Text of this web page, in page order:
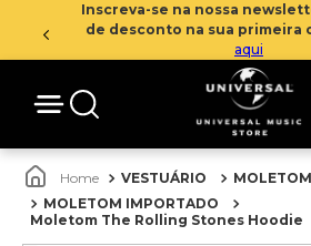
Inscreva-se na nossa
de desconto na sua primeira
aqui
VESTUÁRIO
MOLETOM
MOLETOM IMPORTADO
Moletom The Rolling Stones Hoodie